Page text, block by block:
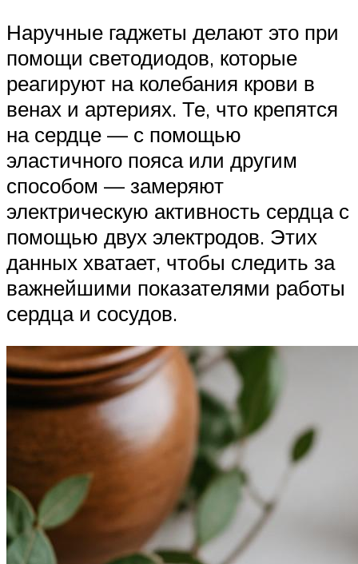
Наручные гаджеты делают это при
помощи светодиодов, которые
реагируют на колебания крови в
венах и артериях. Те, что крепятся
на сердце — с помощью
эластичного пояса или другим
способом — замеряют
электрическую активность сердца с
помощью двух электродов. Этих
данных хватает, чтобы следить за
важнейшими показателями работы
сердца и сосудов.